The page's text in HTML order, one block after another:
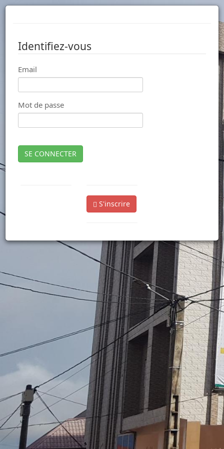
Identifiez-vous
Email
Mot de passe
SE CONNECTER
S'inscrire